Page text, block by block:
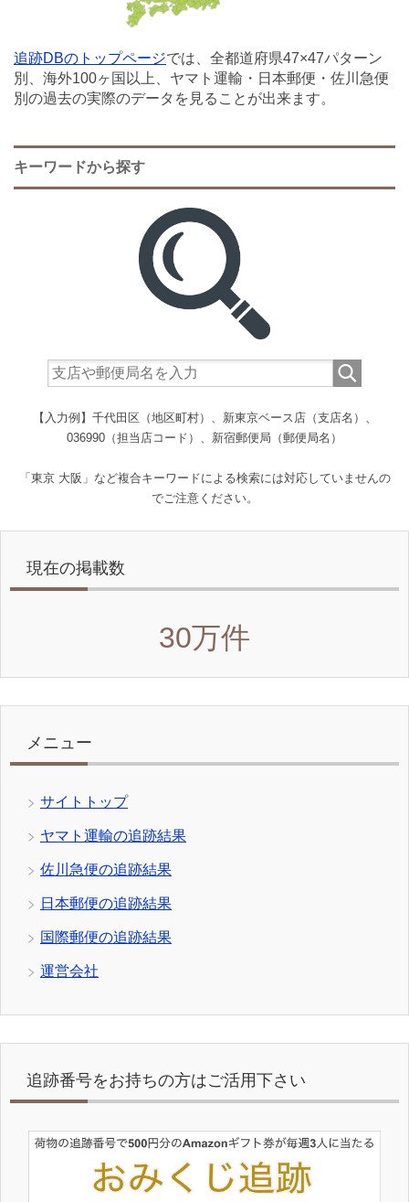
追跡DBのトップページでは、全都道府県47×47パターン
別、海外100ヶ国以上、ヤマト運輸・日本郵便・佐川急便
別の過去の実際のデータを見ることが出来ます。
キーワードから探す
【入力例】千代田区（地区町村）、新東京ベース店（支店名）、
036990（担当店コード）、新宿郵便局（郵便局名）
「東京 大阪」など複合キーワードによる検索には対応していませんの
でご注意ください。
現在の掲載数
30万件
メニュー
サイトトップ
ヤマト運輸の追跡結果
佐川急便の追跡結果
日本郵便の追跡結果
国際郵便の追跡結果
運営会社
追跡番号をお持ちの方はご活用下さい